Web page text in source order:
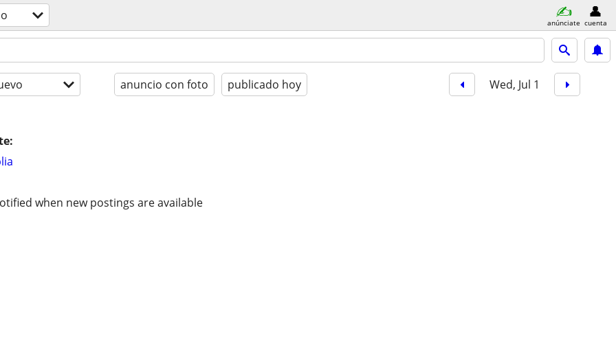
anúnciate cuenta
anuncio con foto publicado hoy Wed, Jul 1
when new postings are available